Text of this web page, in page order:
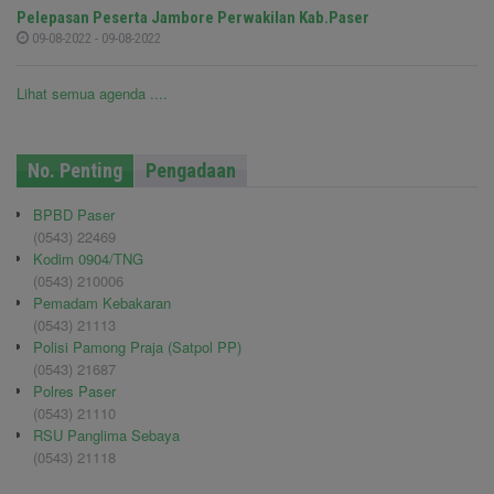
Pelepasan Peserta Jambore Perwakilan Kab.Paser
09-08-2022 - 09-08-2022
Lihat semua agenda ....
No. Penting Pengadaan
BPBD Paser
(0543) 22469
Kodim 0904/TNG
(0543) 210006
Pemadam Kebakaran
(0543) 21113
Polisi Pamong Praja (Satpol PP)
(0543) 21687
Polres Paser
(0543) 21110
RSU Panglima Sebaya
(0543) 21118